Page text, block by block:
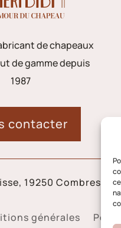
de chapeaux
de gamme depuis
1987
contacter
19250 Combressol
générales